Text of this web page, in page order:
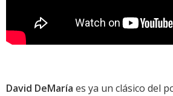
David DeMaría es ya un clásico del